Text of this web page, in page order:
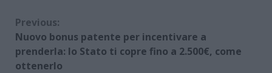
Continue
Reading
Previous:
Nuovo bonus patente per incentivare a
prenderla: lo Stato ti copre fino a 2.500€, come
ottenerlo